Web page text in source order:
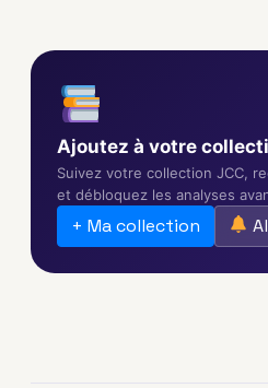
Ajoutez à votre
Suivez votre collection JCC,
et débloquez les analyses
+ Ma collection